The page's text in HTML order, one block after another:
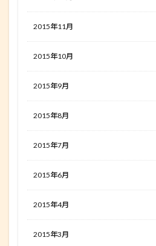
2015年11月
2015年10月
2015年9月
2015年8月
2015年7月
2015年6月
2015年4月
2015年3月